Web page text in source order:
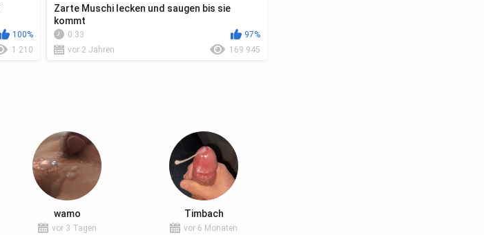
100%
1 210
Zarte Muschi lecken und saugen bis sie
kommt
0:33
97%
vor 2 Jahren
169 945
wamo
vor 3 Tagen
Timbach
vor 6 Monaten